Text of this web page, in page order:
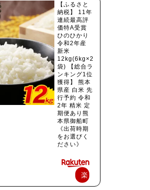
【ふるさと
納税】 11年
連続最高評
価特A受賞
ひのひかり
令和2年産
新米
12kg(6kg×2
袋) 【総合ラ
ンキング1位
獲得】 熊本
県産 白米 先
行予約 令和
2年 精米 定
期便あり熊
本県御船町
《出荷時期
をお選びく
ださい》
楽